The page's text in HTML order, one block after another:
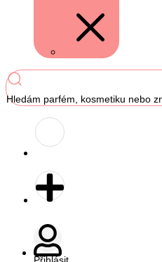
Hledám parfém, kosmetiku nebo